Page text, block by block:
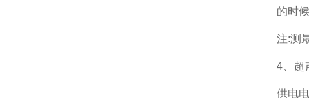
的时
注:测
4、超
供电